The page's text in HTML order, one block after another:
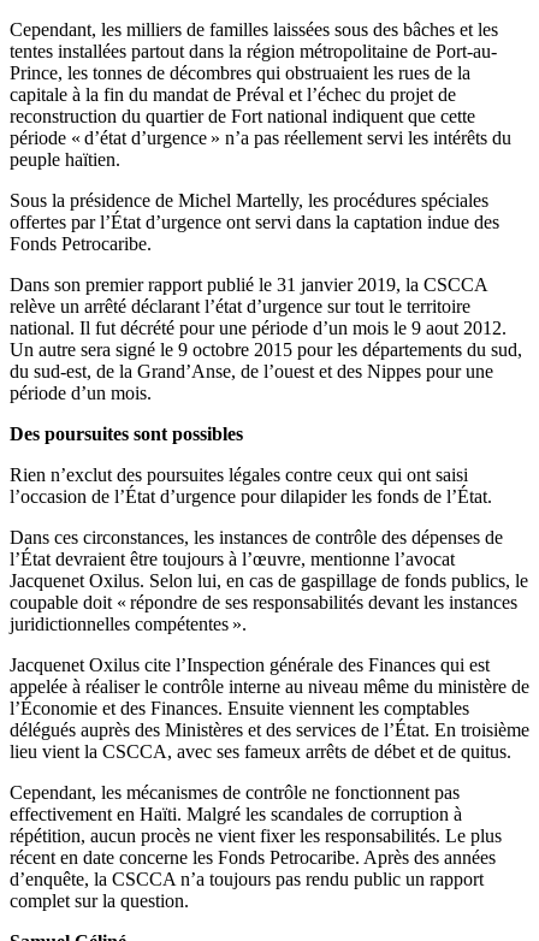
Cependant, les milliers de familles laissées sous des bâches et les
tentes installées partout dans la région métropolitaine de Port-au-
Prince, les tonnes de décombres qui obstruaient les rues de la
capitale à la fin du mandat de Préval et l’échec du projet de
reconstruction du quartier de Fort national indiquent que cette
période « d’état d’urgence » n’a pas réellement servi les intérêts du
peuple haïtien.
Sous la présidence de Michel Martelly, les procédures spéciales
offertes par l’État d’urgence ont servi dans la captation indue des
Fonds Petrocaribe.
Dans son premier rapport publié le 31 janvier 2019, la CSCCA
relève un arrêté déclarant l’état d’urgence sur tout le territoire
national. Il fut décrété pour une période d’un mois le 9 aout 2012.
Un autre sera signé le 9 octobre 2015 pour les départements du sud,
du sud-est, de la Grand’Anse, de l’ouest et des Nippes pour une
période d’un mois.
Des poursuites sont possibles
Rien n’exclut des poursuites légales contre ceux qui ont saisi
l’occasion de l’État d’urgence pour dilapider les fonds de l’État.
Dans ces circonstances, les instances de contrôle des dépenses de
l’État devraient être toujours à l’œuvre, mentionne l’avocat
Jacquenet Oxilus. Selon lui, en cas de gaspillage de fonds publics, le
coupable doit « répondre de ses responsabilités devant les instances
juridictionnelles compétentes ».
Jacquenet Oxilus cite l’Inspection générale des Finances qui est
appelée à réaliser le contrôle interne au niveau même du ministère de
l’Économie et des Finances. Ensuite viennent les comptables
délégués auprès des Ministères et des services de l’État. En troisième
lieu vient la CSCCA, avec ses fameux arrêts de débet et de quitus.
Cependant, les mécanismes de contrôle ne fonctionnent pas
effectivement en Haïti. Malgré les scandales de corruption à
répétition, aucun procès ne vient fixer les responsabilités. Le plus
récent en date concerne les Fonds Petrocaribe. Après des années
d’enquête, la CSCCA n’a toujours pas rendu public un rapport
complet sur la question.